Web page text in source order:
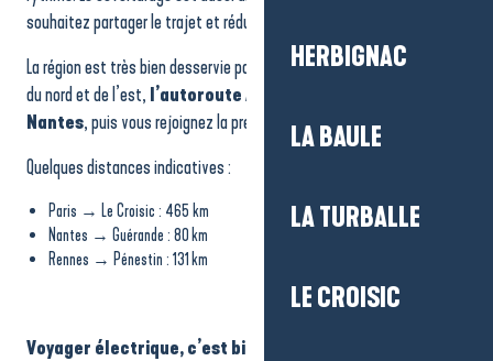
HERBIGNAC
LA BAULE
LA TURBALLE
LE CROISIC
souhaitez partager le trajet et réduire votre impact écologique.
La région est très bien desservie par la route. Depuis Paris ou les villes
du nord et de l’est, l’autoroute A11 vous conduit jusqu’à
Nantes, puis vous rejoignez la presqu’île par des voies rapides.
Quelques distances indicatives :
Paris → Le Croisic : 465 km
Nantes → Guérande : 80 km
Rennes → Pénestin : 131 km
Voyager électrique, c’est bien. Pouvoir recharger